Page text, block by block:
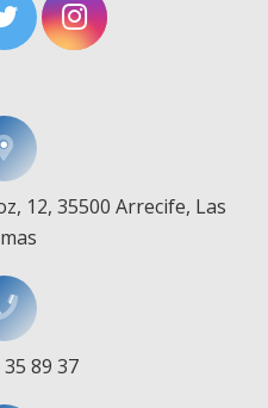
12, 35500 Arrecife, Las
89 37